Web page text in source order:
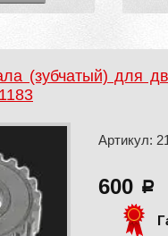
(зубчатый) для
Артикул:
600 a